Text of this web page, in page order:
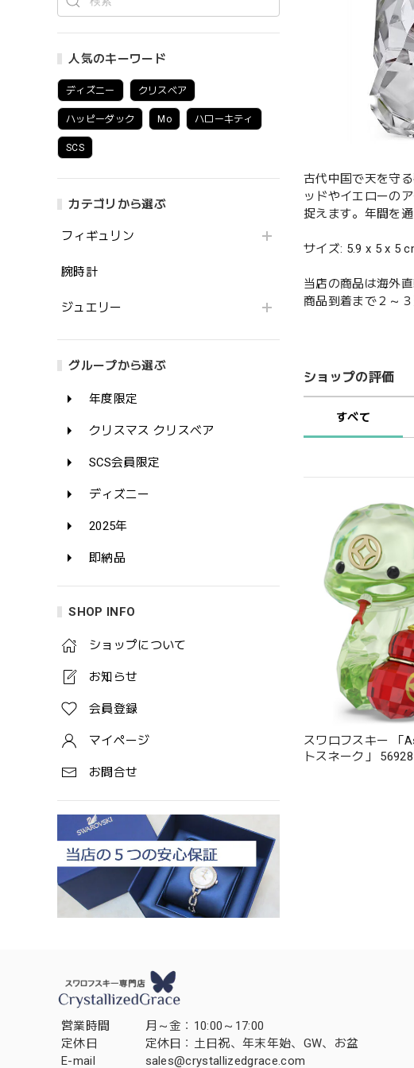
人気のキーワード
ディズニー クリスベア
ハッピーダック Mo ハローキティ
SCS
カテゴリから選ぶ
フィギュリン
腕時計
ジュエリー
グループから選ぶ
年度限定
クリスマス クリスベア
SCS会員限定
ディズニー
2025年
即納品
SHOP INFO
ショップについて
お知らせ
会員登録
マイページ
お問合せ
古代中国で天を守
ッドやイエローの
捉えます。年間を
サイズ: 5.9 x 5 x 5
当店の商品は海外
商品到着まで２～
ショップの評価
すべて
スワロフスキー 「
トスネーク」
営業時間
月～金：10:00～17:00
定休日
定休日：土日祝、年末年始、GW、お盆
E-mail
sales@crystallizedgrace.com